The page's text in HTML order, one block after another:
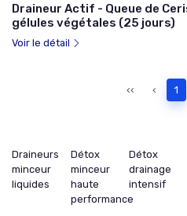
Draineur Actif - Queue de
gélules végétales (25 jours)
Voir le détail
‹‹ ‹ 1
Draineurs
minceur
liquides
Détox
minceur
haute
performance
Détox
drainage
intensif